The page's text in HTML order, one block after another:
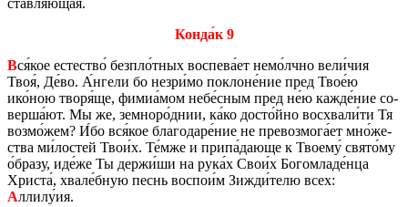
став­ля́ющая.
Конда́к 9
Вся́кое есте­ство́ безп­ло́тных вос­пе­ва́ет немо́лчно вели́чия
Твоя́, Де́во. А́нгели бо незри́мо по­клоне́ние пред Твое́ю
ико́ною творя́ще, фимиа́мом небе́сным пред не́ю кажде́ние со­
вер­ша́ют. Мы же, земно­ро́днии, ка́ко досто́йно вос­хва­ли́ти Тя
возмо́жем? И́бо вся́кое бла­го­да­ре́ние не пре­воз­мо­га́ет мно́же­
ства ми́ло­стей Твои́х. Те́мже и припа́дающе к Тво­е­му́ свято́му
о́бразу, иде́же Ты держи́ши на рука́х Свои́х Бо­гом­ла­де́нца
Хри­ста́, хвале́бную песнь вос­пои́м Зижди́телю всех:
Аллилу́ия.